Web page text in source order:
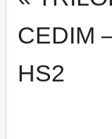
CEDIM
HS2